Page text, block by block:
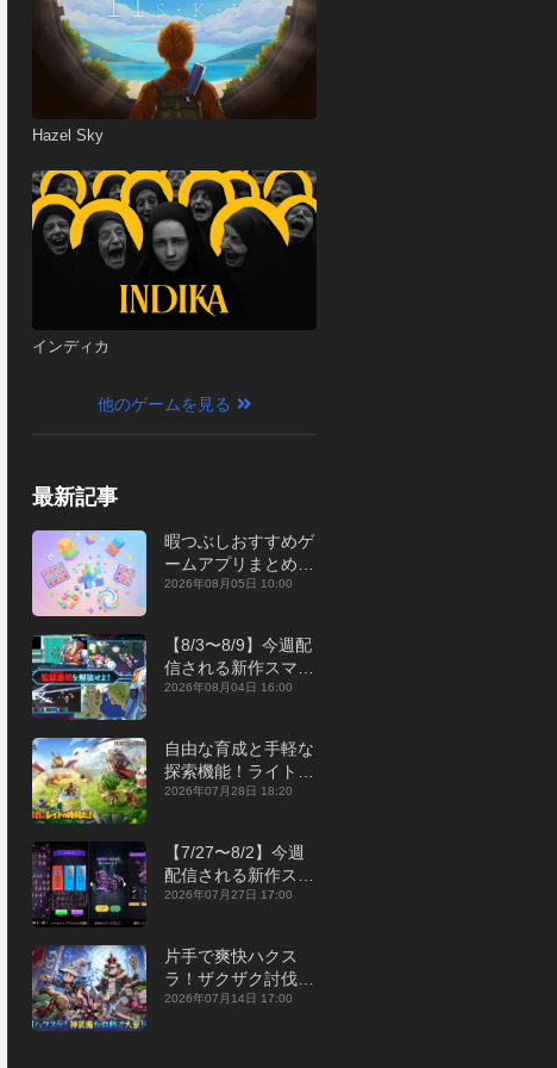
Hazel Sky
インディカ
他のゲームを見る
最新記事
暇つぶしおすすめゲ
ームアプリまとめ｜
オフライン対応あり
2026年08月05日 10:00
【8/3〜8/9】今週配
信される新作スマホ
ゲームをまとめてお
2026年08月04日 16:00
自由な育成と手軽な
探索機能！ライトカ
ジュアルMMORPG
P】
2026年07月28日 18:20
【7/27〜8/2】今週
配信される新作スマ
ホゲームをまとめて
2026年07月27日 17:00
片手で爽快ハクス
ラ！ザクザク討伐し
て神装備を集める放
2026年07月14日 17:00